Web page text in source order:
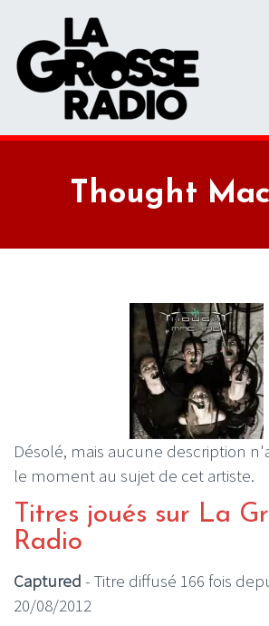
Thought
Désolé, mais aucune description
le moment au sujet de cet artiste.
Titres joués sur La
Radio
Captured - Titre diffusé 166 fois
20/08/2012